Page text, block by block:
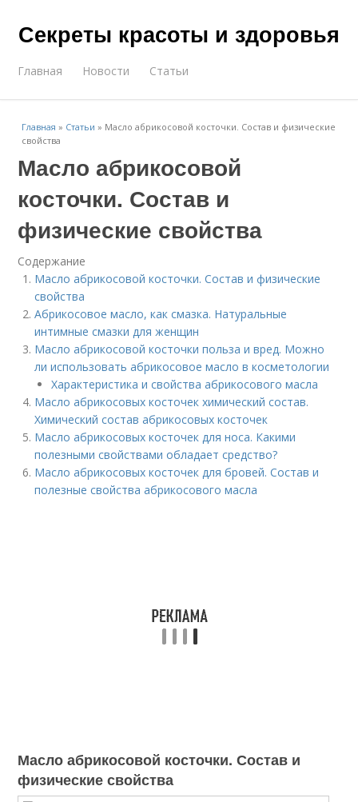
Секреты красоты и здоровья
Главная Новости Статьи
Главная » Статьи » Масло абрикосовой косточки. Состав и физические
свойства
Масло абрикосовой
косточки. Состав и
физические свойства
Содержание
Масло абрикосовой косточки. Состав и физические
свойства
Абрикосовое масло, как смазка. Натуральные
интимные смазки для женщин
Масло абрикосовой косточки польза и вред. Можно
ли использовать абрикосовое масло в косметологии
Характеристика и свойства абрикосового масла
Масло абрикосовых косточек химический состав.
Химический состав абрикосовых косточек
Масло абрикосовых косточек для носа. Какими
полезными свойствами обладает средство?
Масло абрикосовых косточек для бровей. Состав и
полезные свойства абрикосового масла
Масло абрикосовой косточки. Состав и
физические свойства